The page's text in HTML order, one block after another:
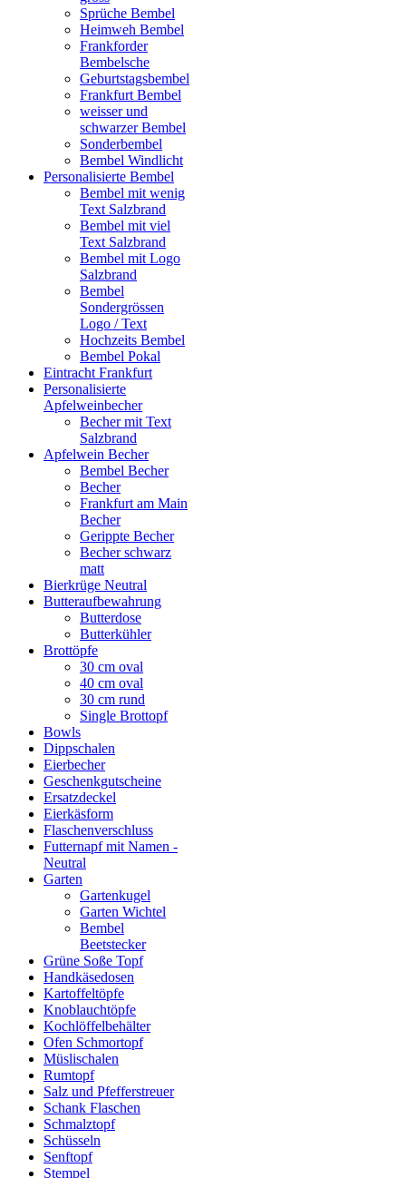
Sprüche Bembel
Heimweh Bembel
Frankforder
Bembelsche
Geburtstagsbembel
Frankfurt Bembel
weisser und
schwarzer Bembel
Sonderbembel
Bembel Windlicht
Personalisierte Bembel
Bembel mit wenig
Text Salzbrand
Bembel mit viel
Text Salzbrand
Bembel mit Logo
Salzbrand
Bembel
Sondergrössen
Logo / Text
Hochzeits Bembel
Bembel Pokal
Eintracht Frankfurt
Personalisierte
Apfelweinbecher
Becher mit Text
Salzbrand
Apfelwein Becher
Bembel Becher
Becher
Frankfurt am Main
Becher
Gerippte Becher
Becher schwarz
matt
Bierkrüge Neutral
Butteraufbewahrung
Butterdose
Butterkühler
Brottöpfe
30 cm oval
40 cm oval
30 cm rund
Single Brottopf
Bowls
Dippschalen
Eierbecher
Geschenkgutscheine
Ersatzdeckel
Eierkäsform
Flaschenverschluss
Futternapf mit Namen -
Neutral
Garten
Gartenkugel
Garten Wichtel
Bembel
Beetstecker
Grüne Soße Topf
Handkäsedosen
Kartoffeltöpfe
Knoblauchtöpfe
Kochlöffelbehälter
Ofen Schmortopf
Müslischalen
Rumtopf
Salz und Pfefferstreuer
Schank Flaschen
Schmalztopf
Schüsseln
Senftopf
Stempel